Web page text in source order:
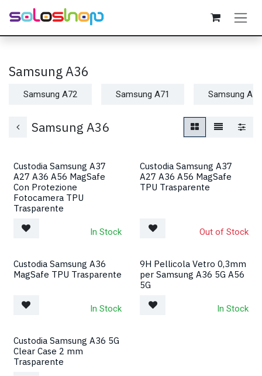
Passa al contenuto
Samsung A36
Samsung A72 Samsung A71 Samsung
Samsung A36
Custodia Samsung A37
A27 A36 A56 MagSafe
Con Protezione
Fotocamera TPU
Trasparente
In Stock
Custodia Samsung A37
A27 A36 A56 MagSafe
TPU Trasparente
Out of Stock
Custodia Samsung A36
MagSafe TPU Trasparente
In Stock
9H Pellicola Vetro 0,3mm
per Samsung A36 5G A56
5G
In Stock
Custodia Samsung A36 5G
Clear Case 2 mm
Trasparente